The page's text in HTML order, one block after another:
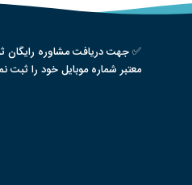
✅ جهت دریافت مشاوره رایگان
معتبر شماره موبایل خود را ثبت